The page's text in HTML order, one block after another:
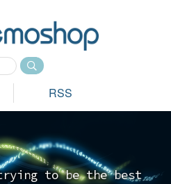
RSS
ryi ng to be the best_